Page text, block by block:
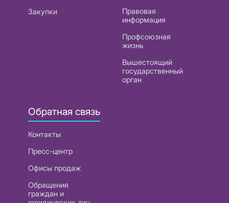
Закупки
Правовая
информация
Профсоюзная
жизнь
Вышестоящий
государственный
орган
Обратная связь
Контакты
Пресс-центр
Офисы продаж
Обращения
граждан и